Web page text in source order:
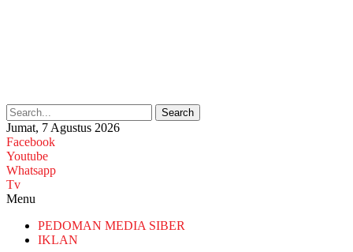
Search
Jumat, 7 Agustus 2026
Facebook
Youtube
Whatsapp
Tv
Menu
PEDOMAN MEDIA SIBER
IKLAN